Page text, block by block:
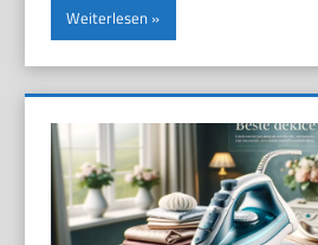
Weiterlesen